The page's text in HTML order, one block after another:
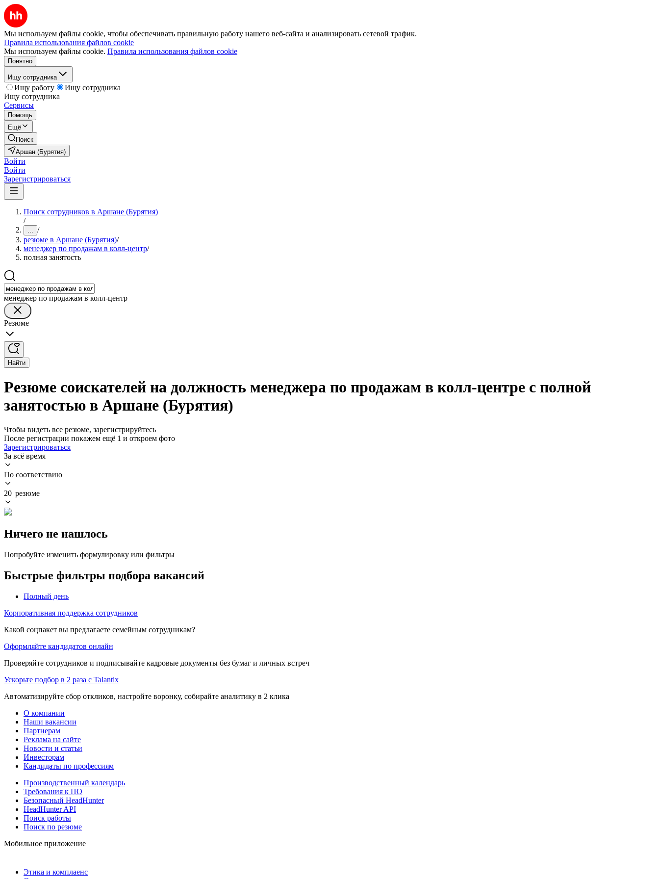
Мы используем файлы cookie, чтобы обеспечивать правильную работу нашего веб-сайта и анализировать сетевой трафик.
Правила использования файлов cookie
Мы используем файлы cookie. Правила использования файлов cookie
Понятно
Ищу сотрудника
Ищу работу
Ищу сотрудника
Ищу сотрудника
Сервисы
Помощь
Ещё
Поиск
Аршан (Бурятия)
Войти
Войти
Зарегистрироваться
Поиск сотрудников в Аршане (Бурятия)
/
... /
резюме в Аршане (Бурятия)/
менеджер по продажам в колл-центр/
полная занятость
менеджер по продажам в колл-центр
Резюме
Найти
Резюме соискателей на должность менеджера по продажам в колл-центре с полной
занятостью в Аршане (Бурятия)
Чтобы видеть все резюме, зарегистрируйтесь
После регистрации покажем ещё 1 и откроем фото
Зарегистрироваться
За всё время
По соответствию
20 резюме
Ничего не нашлось
Попробуйте изменить формулировку или фильтры
Быстрые фильтры подбора вакансий
Полный день
Корпоративная поддержка сотрудников
Какой соцпакет вы предлагаете семейным сотрудникам?
Оформляйте кандидатов онлайн
Проверяйте сотрудников и подписывайте кадровые документы без бумаг и личных встреч
Ускорьте подбор в 2 раза с Talantix
Автоматизируйте сбор откликов, настройте воронку, собирайте аналитику в 2 клика
О компании
Наши вакансии
Партнерам
Реклама на сайте
Новости и статьи
Инвесторам
Кандидаты по профессиям
Производственный календарь
Требования к ПО
Безопасный HeadHunter
HeadHunter API
Поиск работы
Поиск по резюме
Мобильное приложение
Этика и комплаенс